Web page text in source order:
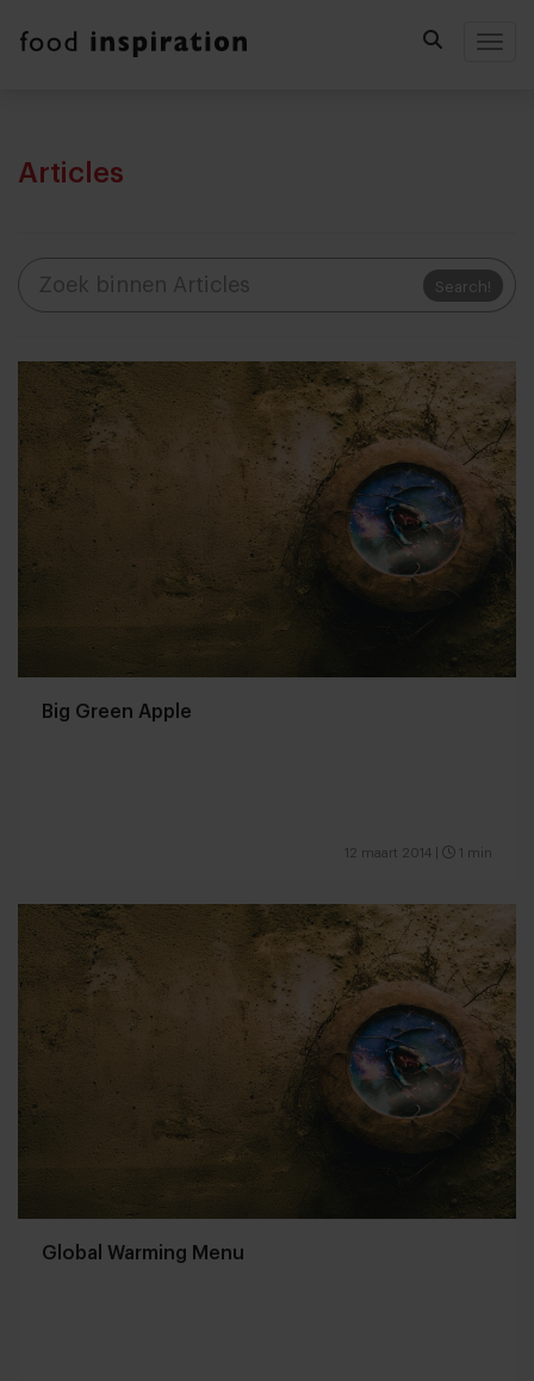
Articles
Search!
Big Green Apple
12 maart 2014 1 min
Global Warming Menu